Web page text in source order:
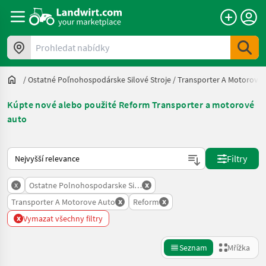
Prohledat nabídky
/Ostatné Poľnohospodárske Silové Stroje /Transporter A Motorové
Kúpte nové alebo použité Reform Transporter a motorové
auto
Takto se řadí nabídky na Landwirt.com
Filtry
x Ostatne Polnohospodarske Silove Stroje
x
Transporter A Motorove Auto x Reform x
x Vymazat všechny filtry
Seznam Mřížka